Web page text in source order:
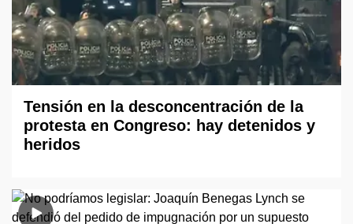
Tensión en la desconcentración de la
protesta en Congreso: hay detenidos y
heridos